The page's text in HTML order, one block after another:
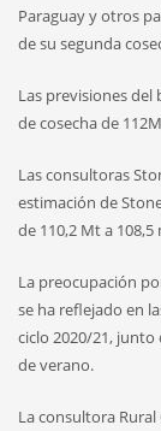
Paraguay y otros
de su segunda
Las previsiones del
de cosecha de
Las consultoras
estimación de
de 110,2 Mt a 108,5
La preocupación
se ha reflejado en
ciclo 2020/21,
de verano.
La consultora